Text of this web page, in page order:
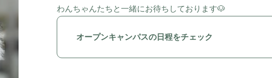
わんちゃんたちと一緒にお待ちしております🐶
オープンキャンパスの日程をチェック